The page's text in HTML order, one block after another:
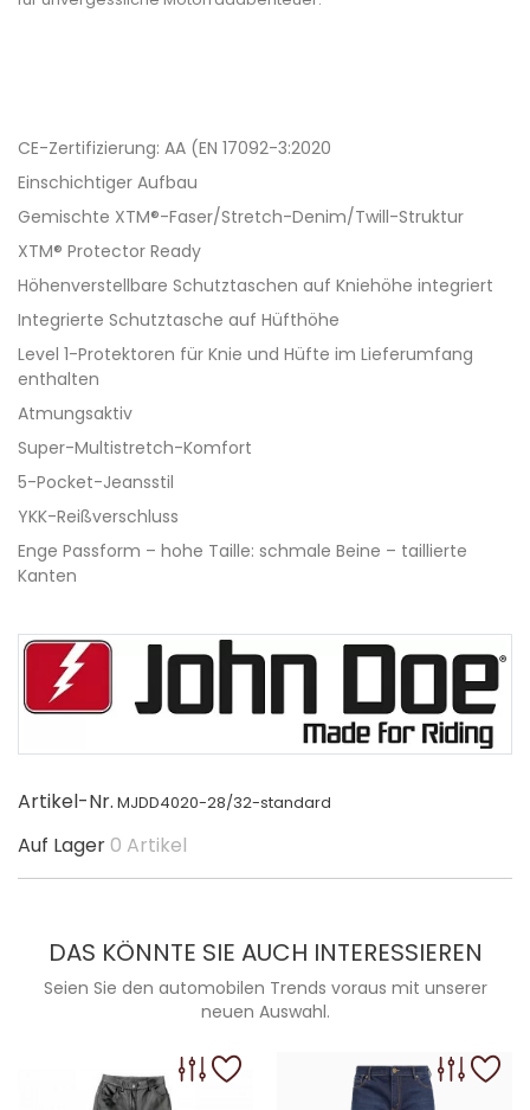
CE-Zertifizierung: AA (EN 17092-3:2020
Einschichtiger Aufbau
Gemischte XTM®-Faser/Stretch-Denim/Twill-Struktur
XTM® Protector Ready
Höhenverstellbare Schutztaschen auf Kniehöhe integriert
Integrierte Schutztasche auf Hüfthöhe
Level 1-Protektoren für Knie und Hüfte im Lieferumfang
enthalten
Atmungsaktiv
Super-Multistretch-Komfort
5-Pocket-Jeansstil
YKK-Reißverschluss
Enge Passform – hohe Taille: schmale Beine – taillierte
Kanten
Artikel-Nr. MJDD4020-28/32-standard
Auf Lager0 Artikel
DAS KÖNNTE SIE AUCH INTERESSIEREN
Seien Sie den automobilen Trends voraus mit unserer
neuen Auswahl.